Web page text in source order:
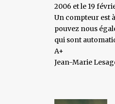
2006 et le 19
Un compteur est
pouvez nous
qui sont
A+
Jean-Marie